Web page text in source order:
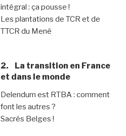
intégral : ça pousse !
Les plantations de TCR et de
TTCR du Mené
2. La transition en France
et dans le monde
Delendum est RTBA : comment
font les autres ?
Sacrés Belges !